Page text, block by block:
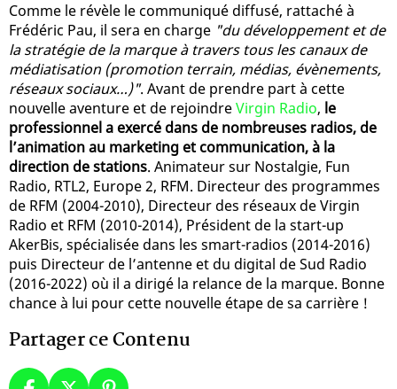
Comme le révèle le communiqué diffusé, rattaché à
Frédéric Pau, il sera en charge "du développement et de
la stratégie de la marque à travers tous les canaux de
médiatisation (promotion terrain, médias, évènements,
réseaux sociaux…)". Avant de prendre part à cette
nouvelle aventure et de rejoindreVirgin Radio, le
professionnel a exercé dans de nombreuses radios, de
l’animation au marketing et communication, à la
direction de stations. Animateur sur Nostalgie, Fun
Radio, RTL2, Europe 2, RFM. Directeur des programmes
de RFM (2004-2010), Directeur des réseaux de Virgin
Radio et RFM (2010-2014), Président de la start-up
AkerBis, spécialisée dans les smart-radios (2014-2016)
puis Directeur de l’antenne et du digital de Sud Radio
(2016-2022) où il a dirigé la relance de la marque. Bonne
chance à lui pour cette nouvelle étape de sa carrière !
Partager ce Contenu